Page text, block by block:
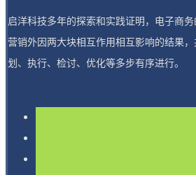
启洋科技多年的探索和实践证明，电子商
营销外因两大块相互作用相互影响的结果
划、执行、检讨、优化等多步有序进行。